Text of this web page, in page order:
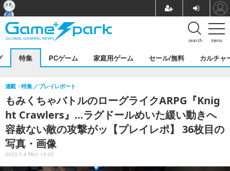
menu
search
特集 PCゲーム 家庭用ゲーム セール/無料 カルチャ
もみくちゃバトルのローグライクARPG『Knig
ht Crawlers』…ラグドールめいた緩い動きへ
容赦ない敵の攻撃がッ【プレイレポ】 36枚目の
写真・画像
連載・特集 プレイレポート
2023.5.8 Mon 19:00